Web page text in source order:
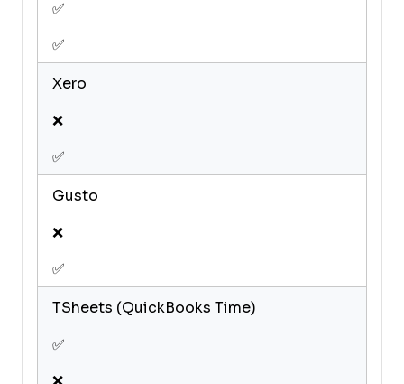
✅
✅
Xero
❌
✅
Gusto
❌
✅
TSheets (QuickBooks Time)
✅